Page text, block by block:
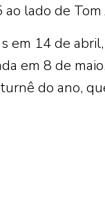
lado de
em 14 de
em 8 de
do ano,